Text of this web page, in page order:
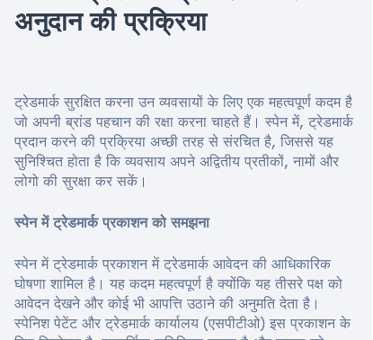
अनुदान की प्रक्रिया
ट्रेडमार्क सुरक्षित करना उन व्यवसायों के लिए एक महत्वपूर्ण कदम है
जो अपनी ब्रांड पहचान की रक्षा करना चाहते हैं। स्पेन में, ट्रेडमार्क
प्रदान करने की प्रक्रिया अच्छी तरह से संरचित है, जिससे यह
सुनिश्चित होता है कि व्यवसाय अपने अद्वितीय प्रतीकों, नामों और
लोगो की सुरक्षा कर सकें।
स्पेन में ट्रेडमार्क प्रकाशन को समझना
स्पेन में ट्रेडमार्क प्रकाशन में ट्रेडमार्क आवेदन की आधिकारिक
घोषणा शामिल है। यह कदम महत्वपूर्ण है क्योंकि यह तीसरे पक्ष को
आवेदन देखने और कोई भी आपत्ति उठाने की अनुमति देता है।
स्पेनिश पेटेंट और ट्रेडमार्क कार्यालय (एसपीटीओ) इस प्रकाशन के